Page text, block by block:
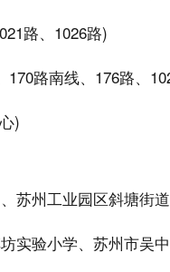
路、1026路)
路南线、176路、
)
苏州工业园区斜塘街
实验小学、苏州市吴